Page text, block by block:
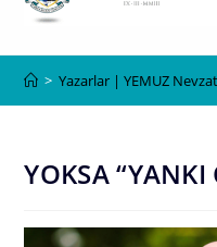
> Yazarlar | YEMUZ
YOKSA